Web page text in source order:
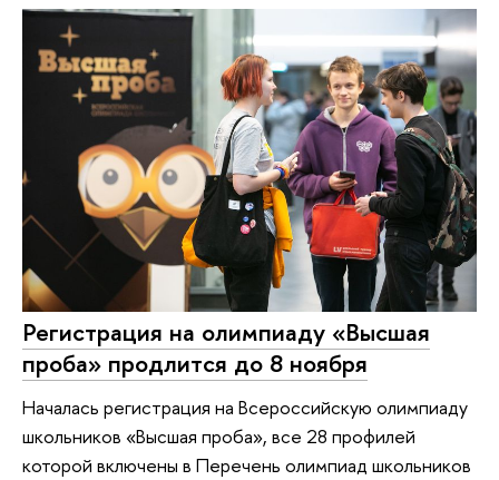
Регистрация на олимпиаду «Высшая
проба» продлится до 8 ноября
Началась регистрация на Всероссийскую олимпиаду
школьников «Высшая проба», все 28 профилей
которой включены в Перечень олимпиад школьников